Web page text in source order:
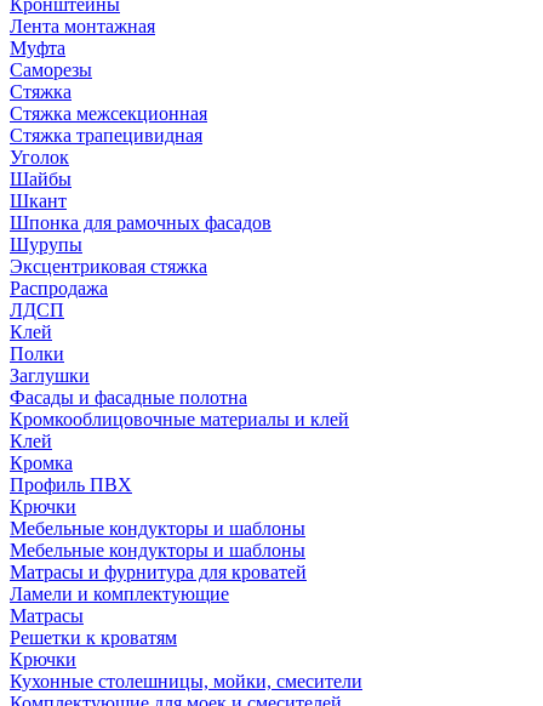
Кронштейны
Лента монтажная
Муфта
Саморезы
Стяжка
Стяжка межсекционная
Стяжка трапецивидная
Уголок
Шайбы
Шкант
Шпонка для рамочных фасадов
Шурупы
Эксцентриковая стяжка
Распродажа
ЛДСП
Клей
Полки
Заглушки
Фасады и фасадные полотна
Кромкооблицовочные материалы и клей
Клей
Кромка
Профиль ПВХ
Крючки
Мебельные кондукторы и шаблоны
Мебельные кондукторы и шаблоны
Матрасы и фурнитура для кроватей
Ламели и комплектующие
Матрасы
Решетки к кроватям
Крючки
Кухонные столешницы, мойки, смесители